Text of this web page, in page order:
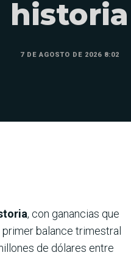
historia
7 DE AGOSTO DE 2026 8:02
, con ganancias que
balance trimestral
de dólares entre